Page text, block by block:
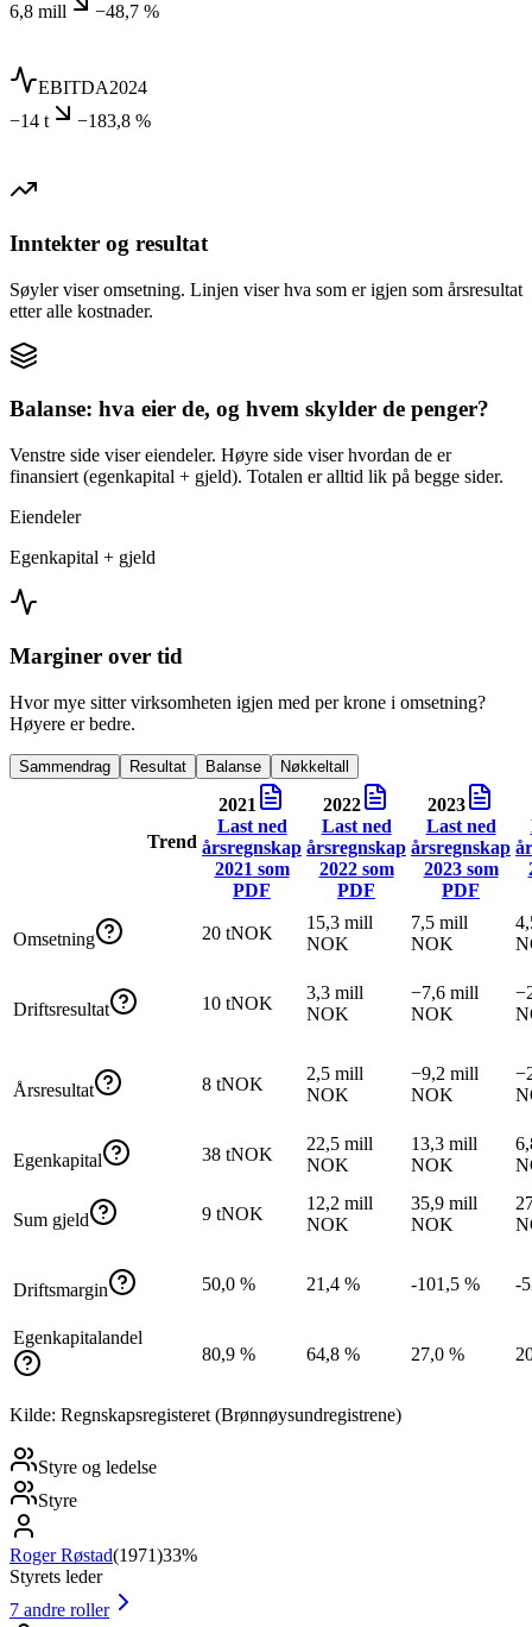
6,8 mill
−48,7 %
EBITDA2024
−14 t
−183,8 %
Inntekter og resultat
Søyler viser omsetning. Linjen viser hva som er igjen som årsresultat
etter alle kostnader.
Balanse: hva eier de, og hvem skylder de penger?
Venstre side viser eiendeler. Høyre side viser hvordan de er
finansiert (egenkapital + gjeld). Totalen er alltid lik på begge sider.
Eiendeler
Egenkapital + gjeld
Marginer over tid
Hvor mye sitter virksomheten igjen med per krone i omsetning?
Høyere er bedre.
Sammendrag Resultat Balanse Nøkkeltall
Trend
2021
Last ned
årsregnskap
2021 som
PDF
2022
Last ned
årsregnskap
2022som
PDF
2023
Last ned
årsregnskap
2023som
PDF
Omsetning 20 tNOK
15,3 mill
NOK
7,5 mill
NOK
Driftsresultat 10 tNOK
3,3 mill
NOK
−7,6 mill
NOK
Årsresultat 8 tNOK
2,5 mill
NOK
−9,2 mill
NOK
Egenkapital 38 tNOK
22,5 mill
NOK
13,3 mill
NOK
Sum gjeld 9 tNOK
12,2 mill
NOK
35,9 mill
NOK
Driftsmargin 50,0 % 21,4 % -101,5 % -
Egenkapitalandel
80,9 %
64,8 % 27,0 %
Kilde: Regnskapsregisteret (Brønnøysundregistrene)
Styre og ledelse
Styre
Roger Røstad(1971)33%
Styrets leder
7 andre roller